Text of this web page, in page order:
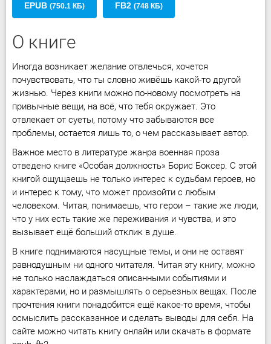
EPUB (750.1 КБ) FB2 (748 КБ)
О книге
Иногда возникает желание отвлечься, хочется
почувствовать, что ты словно живёшь какой-то другой
жизнью. Через книги можно по-новому посмотреть на
привычные вещи, на всё, что тебя окружает. Это
отвлекает от суеты, потому что забываются все
проблемы, остается лишь то, о чем рассказывает автор.
Важное место в литературе жанра военная проза
отведено книге «Особая должность» Борис Боксер. С этой
книгой ощущаешь не только интерес к судьбам героев, но
и интерес к тому, что может произойти с любым
человеком. Читая, понимаешь, что герои – такие же люди,
что у них есть такие же переживания и чувства, и это
вызывает ещё больший отклик в душе.
В книге поднимаются насущные темы, и они не оставят
равнодушным ни одного читателя. Читая эту книгу, можно
не только наслаждаться описанными событиями и
характерами, но и размышлять о серьезных вещах. После
прочтения книги понадобится ещё какое-то время, чтобы
осмыслить рассказанное и сделать выводы для себя. На
сайте можно читать книгу онлайн или скачать в формате